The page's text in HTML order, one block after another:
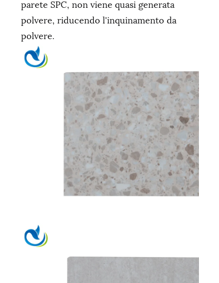
parete SPC, non viene quasi generata
polvere, riducendo l'inquinamento da
polvere.